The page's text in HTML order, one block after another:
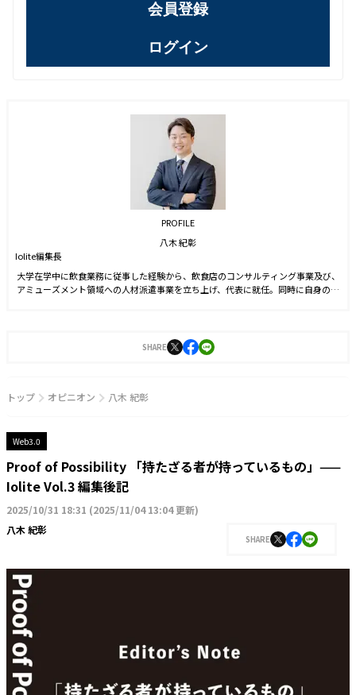
会員登録
ログイン
PROFILE
八木 紀彰
Iolite編集長
大学在学中に飲食業務に従事した経験から、飲食店のコンサルティング事業及び、
アミューズメント領域への人材派遣事業を立ち上げ、代表に就任。同時に自身のブ
刊。
SHARE
トップ オピニオン 八木 紀彰
Web3.0
Proof of Possibility 「持たざる者が持っているもの」——
Iolite Vol.3 編集後記
2025/10/31 18:31 (2025/11/04 13:04 更新)
八木 紀彰
SHARE